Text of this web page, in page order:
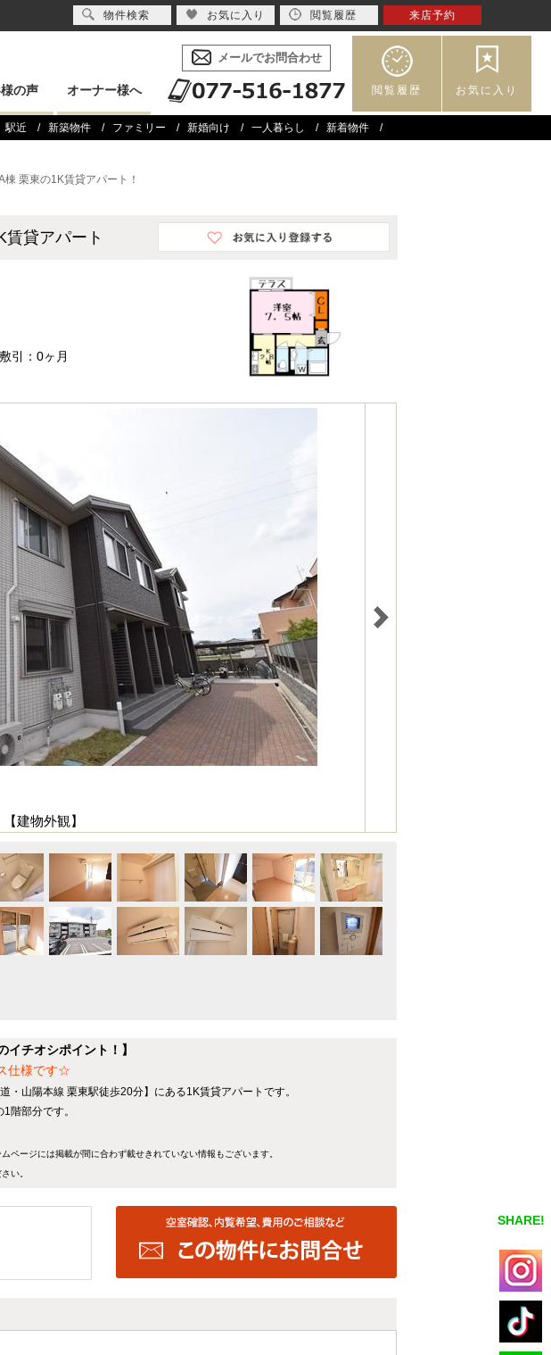
の声 オーナー様へ
メールでお問合わせ
閲覧履歴 お気に入り
駅近 新築物件 ファミリー 新婚向け 一人暮らし 新着物件
SHARE!
栗東の1K賃貸アパート！
賃貸アパート
引：0ヶ月
【建物外観】
イチオシポイント！】
仕様です☆
山陽本線 栗東駅徒歩20分】にある1K賃貸アパートです。
階部分です。
ージには掲載が間に合わず載せきれていない情報もございます。
い。
物件検索 お気に入り 閲覧履歴 来店予約